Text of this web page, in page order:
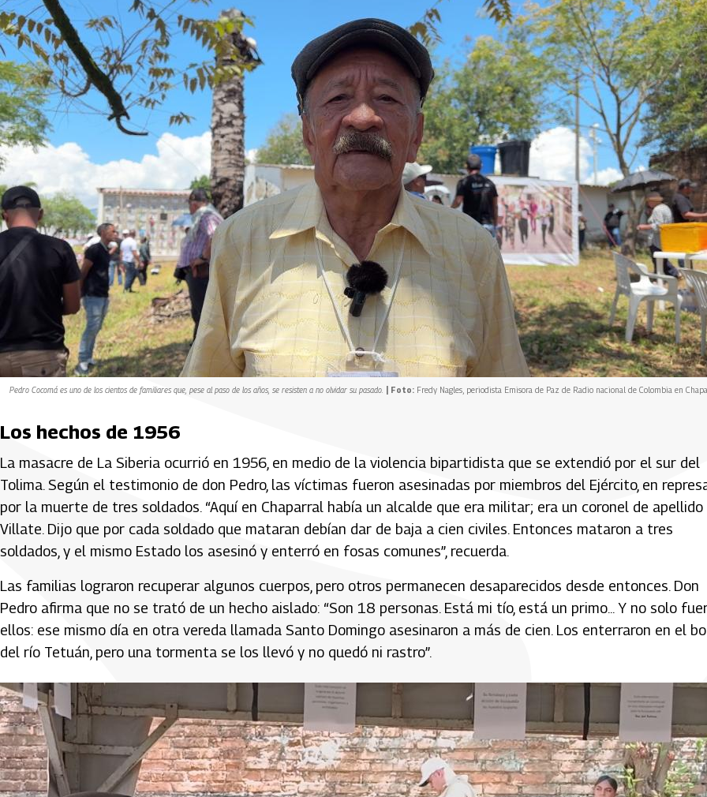
Pedro Cocomá es uno de los cientos de familiares que, pese al paso de los años, se resisten a no olvidar su pasado. | Foto:Fredy Nagles, periodista Emisora de Paz de Radio nacional de Colombia en
Los hechos de 1956
La masacre de La Siberia ocurrió en 1956, en medio de la violencia bipartidista que se extendió por el sur del
Tolima. Según el testimonio de don Pedro, las víctimas fueron asesinadas por miembros del Ejército, en
por la muerte de tres soldados. “Aquí en Chaparral había un alcalde que era militar; era un coronel de apellido
Villate. Dijo que por cada soldado que mataran debían dar de baja a cien civiles. Entonces mataron a tres
soldados, y el mismo Estado los asesinó y enterró en fosas comunes”, recuerda.
Las familias lograron recuperar algunos cuerpos, pero otros permanecen desaparecidos desde entonces. Don
Pedro afirma que no se trató de un hecho aislado: “Son 18 personas. Está mi tío, está un primo... Y no solo
ellos: ese mismo día en otra vereda llamada Santo Domingo asesinaron a más de cien. Los enterraron en el
del río Tetuán, pero una tormenta se los llevó y no quedó ni rastro”.